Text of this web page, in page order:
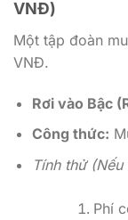
VNĐ)
Một tập đoàn
VNĐ.
Rơi vào Bậc
Công thức:
Tính thử
Phí